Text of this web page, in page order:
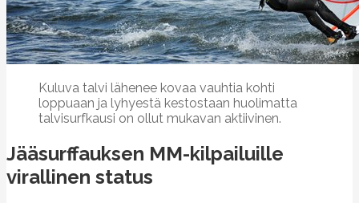
Kuluva talvi lähenee kovaa vauhtia kohti
loppuaan ja lyhyestä kestostaan huolimatta
talvisurfkausi on ollut mukavan aktiivinen.
Jääsurffauksen MM-kilpailuille
virallinen status